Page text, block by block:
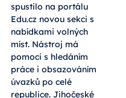
spustilo na portálu
Edu.cz novou sekci s
nabídkami volných
míst. Nástroj má
pomoci s hledáním
práce i obsazováním
úvazků po celé
republice. Jihočeské